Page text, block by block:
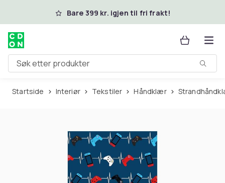
Hopp til hovedinnholdBare 399 kr. igjen til fri frakt!
Søk etter produkter
Startside Interiør Tekstiler Håndklær